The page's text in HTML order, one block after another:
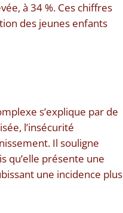
à 34 %. Ces chiffres
des jeunes enfants
s’explique par de
l’insécurité
Il souligne
qu’elle présente une
une incidence plus